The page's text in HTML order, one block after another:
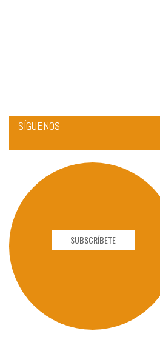
SÍGUENOS
SUBSCRÍBETE